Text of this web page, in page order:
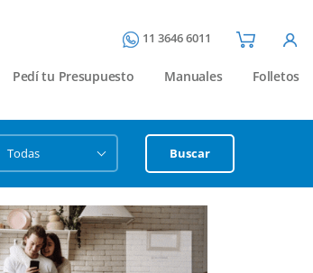
11 3646 6011
Pedí tu Presupuesto Manuales Folletos
Buscar